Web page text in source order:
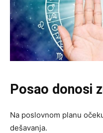
Posao donosi
Na poslovnom planu
dešavanja.